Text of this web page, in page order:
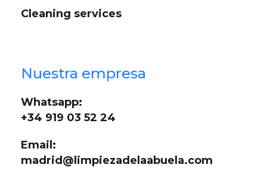
Cleaning services
Nuestra empresa
Whatsapp:
+34 919 03 52 24
Email:
madrid@limpiezadelaabuela.com